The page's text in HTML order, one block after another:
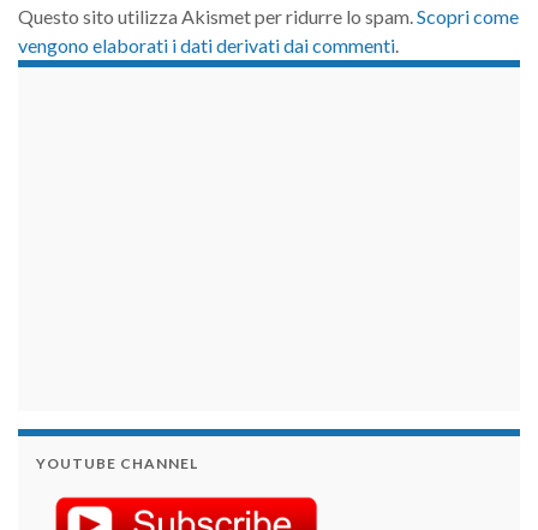
Questo sito utilizza Akismet per ridurre lo spam.Scopri come
vengono elaborati i dati derivati dai commenti.
YOUTUBE CHANNEL